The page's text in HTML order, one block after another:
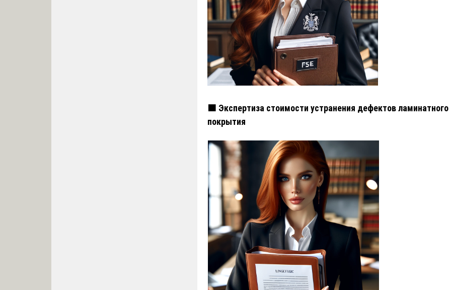
🟧 Экспертиза стоимости устранения дефектов ламинатного
покрытия